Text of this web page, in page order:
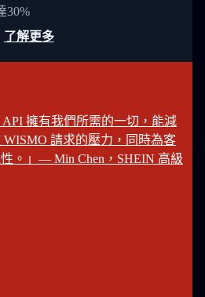
30%
了解更多
API 擁有我們所需的一切，能減
請求的壓力，同時為客
。」— Min Chen，SHEIN 高級